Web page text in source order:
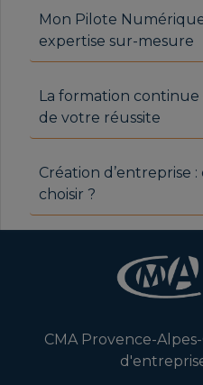
Mon Pilote
expertise sur-mesure
La formation continue
de votre réussite
Création d’entreprise
choisir ?
CMA Provence-